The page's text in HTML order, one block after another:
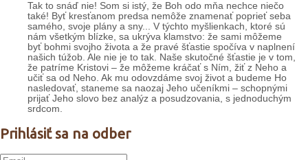
Tak to snáď nie! Som si istý, že Boh odo mňa nechce niečo
také! Byť kresťanom predsa nemôže znamenať poprieť seba
samého, svoje plány a sny... V týchto myšlienkach, ktoré sú
nám všetkým blízke, sa ukrýva klamstvo: že sami môžeme
byť bohmi svojho života a že pravé šťastie spočíva v naplnení
našich túžob. Ale nie je to tak. Naše skutočné šťastie je v tom,
že patríme Kristovi – že môžeme kráčať s Ním, žiť z Neho a
učiť sa od Neho. Ak mu odovzdáme svoj život a budeme Ho
nasledovať, staneme sa naozaj Jeho učeníkmi – schopnými
prijať Jeho slovo bez analýz a posudzovania, s jednoduchým
srdcom.
Prihlásiť sa na odber